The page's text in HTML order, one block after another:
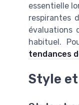
essentielle
respirantes
évaluations
habituel.
tendances
Style